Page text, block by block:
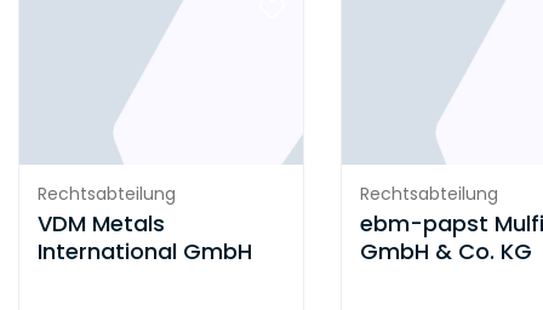
Rechtsabteilung
VDM Metals
International GmbH
Rechtsabteilung
ebm-papst
GmbH & Co. KG